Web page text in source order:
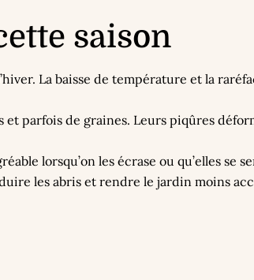
saison
La baisse de température et la
parfois de graines. Leurs piqûres
lorsqu’on les écrase ou qu’elles se
les abris et rendre le jardin moins